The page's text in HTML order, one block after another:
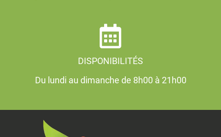
DISPONIBILITÉS
Du lundi au dimanche de 8h00 à 21h00